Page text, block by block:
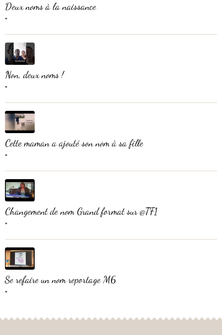
Deux noms à la naissance
"
Non, deux noms !
"
Cette maman a ajouté son nom à sa fille
"
Changement de nom Grand format sur @TF1
"
Se refaire un nom reportage M6
"